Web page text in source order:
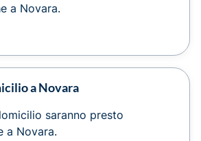
a Novara.
a Novara
saranno presto
a Novara.